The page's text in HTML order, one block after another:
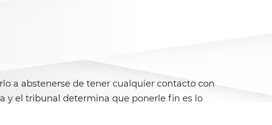
a abstenerse de tener cualquier contacto con
y el tribunal determina que ponerle fin es lo